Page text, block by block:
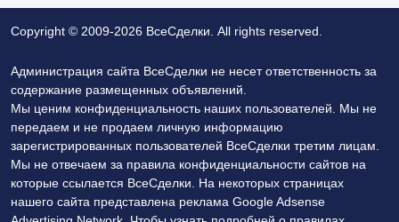
Copyright © 2009-2026 ВсеСделки. All rights reserved.
Администрация сайта ВсеСделки не несет ответственность за
содержание размещенных объявлений.
Мы ценим конфиденциальность наших пользователей. Мы не
передаем и не продаем личную информацию
зарегистрированных пользователей ВсеСделки третим лицам.
Мы не отвечаем за правила конфиденциальности сайтов на
которые ссылается ВсеСделки. На некоторых страницах
нашего сайта представлена реклама Google Adsense